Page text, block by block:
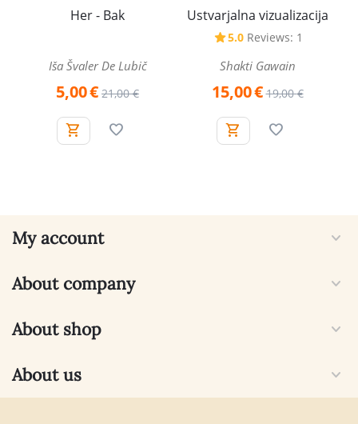
Her - Bak
Iša Švaler De Lubič
5,00€ 21,00 €
Ustvarjalna vizualizacija
5.0 Reviews: 1
Shakti Gawain
15,00€ 19,00 €
My account
About company
About shop
About us